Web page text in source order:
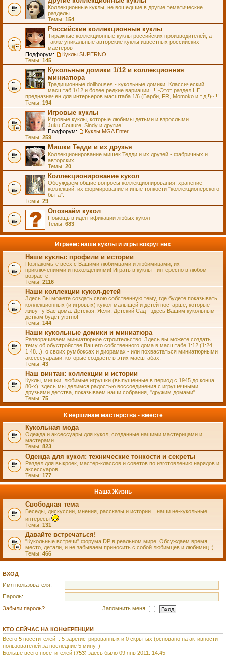
Коллекционные куклы, не вошедшие в другие тематические
разделы
Темы: 154
Российские коллекционные куклы
Тиражные коллекционные куклы российских производителей, а
также уникальные авторские куклы известных российских
мастеров
Подфорум:
Темы: 145
Кукольные домики 1/12 и коллекционная
миниатюра
Традиционные dollhouses - кукольные домики. Классический
масштаб 1/12 и более редкие вариации. !!!~Этот раздел НЕ
предназначен для интерьеров масштаба 1/6 (Барби, FR, Momoko и т.д.!)~!!!
Темы: 194
Игровые куклы
Игровые куклы, которые любимы детьми и взрослыми.
Juku Couture, Sindy и другие!
Подфорум:
Темы: 259
Мишки Тедди и их друзья
Коллекционирование мишек Тедди и их друзей - фабричных и
авторских.
Темы: 20
Коллекционирование кукол
Обсуждаем общие вопросы коллекционирования: хранение
коллекций, их формирование и иные тонкости "коллекционерского
быта".
Темы: 29
Опознаём кукол
Помощь в идентификации любых кукол
Темы: 683
Играем: наши куклы и игры вокруг них
Наши куклы: профили и истории
Познакомьте всех с Вашими любимцами и любимицами, их
приключениями и похождениями! Играть в куклы - интересно в любом
возрасте.
Темы: 2116
Наши коллекции кукол-детей
Здесь Вы можете создать свою собственную тему, где будете показывать
коллекционных (и игровых) кукол-малышей и детей постарше, которые
живут у Вас дома. Детская, Ясли, Детский Сад - здесь Вашим кукольным
деткам будет уютно!
Темы: 144
Наши кукольные домики и миниатюра
Разворачиваем миниатюрное строительство! Здесь вы можете создать
тему об обустройстве Вашего собственного дома в масштабе 1:12 (1:24,
1:48...), о своих румбоксах и диорамах - или похвастаться миниатюрными
аксессуарами, которые создаете в этих масштабах.
Темы: 43
Наш винтаж: коллекции и истории
Куклы, мишки, любимые игрушки (выпущенные в период с 1945 до конца
80-х): здесь мы делимся радостью воссоединения с игрушечными
друзьями детства, показываем наши собрания, "дружим домами"...
Темы: 75
К вершинам мастерства - вместе
Кукольная мода
Одежда и аксессуары для кукол, созданные нашими мастерицами и
мастерами.
Темы: 823
Одежда для кукол: технические тонкости и секреты
Раздел для выкроек, мастер-классов и советов по изготовлению нарядов и
аксессуаров
Темы: 177
Наша Жизнь
Свободная тема
Беседы, дискуссии, мнения, рассказы и истории... наши не-кукольные
интересы
Темы: 131
Давайте встречаться!
"Кукольные встречи" форума DP в реальном мире. Обсуждаем время,
место, детали, и не забываем приносить с собой любимцев и любимиц ;)
Темы: 466
ВХОД
Имя пользователя:
Пароль:
Забыли пароль?
Запомнить меня
КТО СЕЙЧАС НА КОНФЕРЕНЦИИ
Всего 5 посетителей :: 5 зарегистрированных и 0 скрытых (основано на активности
пользователей за последние 5 минут)
Больше всего посетителей (753) здесь было 09 янв 2011, 14:45